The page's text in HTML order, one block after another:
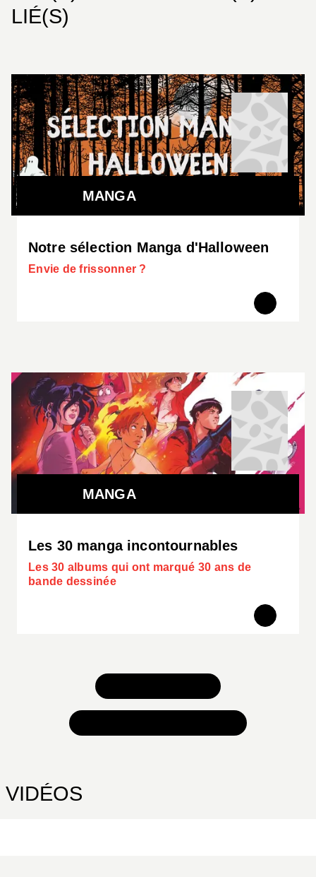
LIÉ(S)
MANGA
Notre sélection Manga d'Halloween
Envie de frissonner ?
MANGA
Les 30 manga incontournables
Les 30 albums qui ont marqué 30 ans de
bande dessinée
VIDÉOS